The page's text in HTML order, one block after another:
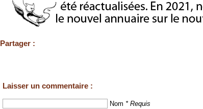
Partager :
Laisser un commentaire :
Nom * Requis